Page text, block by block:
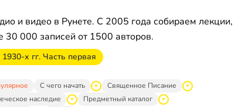
и видео в Рунете. С 2005 года собираем лекции,
000 записей от 1500 авторов.
х гг. Часть первая
С чего начать
Священное Писание
наследие
Предметный каталог